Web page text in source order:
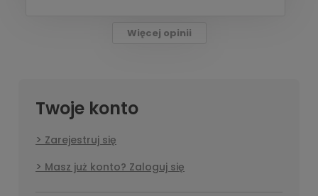
Więcej opinii
Twoje konto
Zarejestruj się
Masz już konto? Zaloguj się